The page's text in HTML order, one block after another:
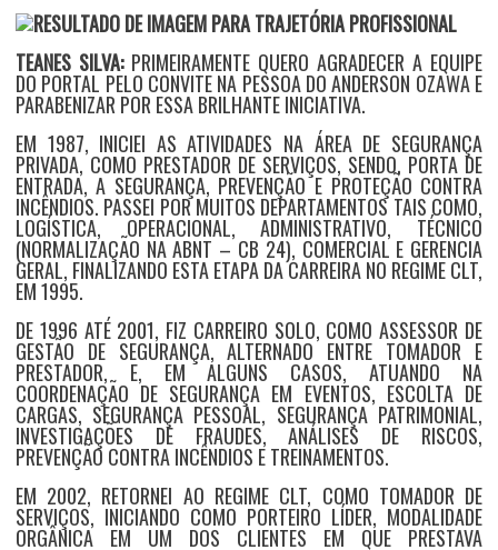
TEANES SILVA:PRIMEIRAMENTE QUERO AGRADECER A EQUIPE
DO PORTAL PELO CONVITE NA PESSOA DO ANDERSON OZAWA E
PARABENIZAR POR ESSA BRILHANTE INICIATIVA.
EM 1987, INICIEI AS ATIVIDADES NA ÁREA DE SEGURANÇA
PRIVADA, COMO PRESTADOR DE SERVIÇOS, SENDO, PORTA DE
ENTRADA, A SEGURANÇA, PREVENÇÃO E PROTEÇÃO CONTRA
INCÊNDIOS. PASSEI POR MUITOS DEPARTAMENTOS TAIS COMO,
LOGÍSTICA, OPERACIONAL, ADMINISTRATIVO, TÉCNICO
(NORMALIZAÇÃO NA ABNT – CB 24), COMERCIAL E GERENCIA
GERAL, FINALIZANDO ESTA ETAPA DA CARREIRA NO REGIME CLT,
EM 1995.
DE 1996 ATÉ 2001, FIZ CARREIRO SOLO, COMO ASSESSOR DE
GESTÃO DE SEGURANÇA, ALTERNADO ENTRE TOMADOR E
PRESTADOR, E, EM ALGUNS CASOS, ATUANDO NA
COORDENAÇÃO DE SEGURANÇA EM EVENTOS, ESCOLTA DE
CARGAS, SEGURANÇA PESSOAL, SEGURANÇA PATRIMONIAL,
INVESTIGAÇÕES DE FRAUDES, ANÁLISES DE RISCOS,
PREVENÇÃO CONTRA INCÊNDIOS E TREINAMENTOS.
EM 2002, RETORNEI AO REGIME CLT, COMO TOMADOR DE
SERVIÇOS, INICIANDO COMO PORTEIRO LÍDER, MODALIDADE
ORGÂNICA EM UM DOS CLIENTES EM QUE PRESTAVA